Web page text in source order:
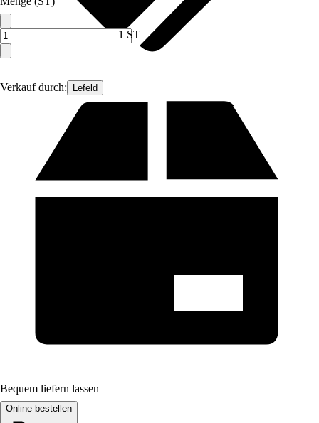
Verkauf durch: Lefeld
1 ST
Bequem liefern lassen
Online bestellen